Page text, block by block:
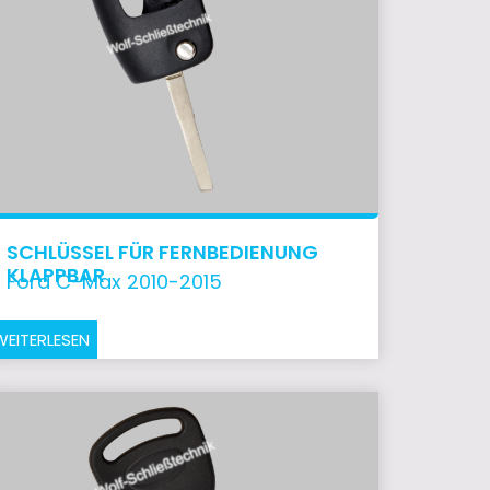
SCHLÜSSEL FÜR FERNBEDIENUNG
KLAPPBAR
Ford C-Max 2010-2015